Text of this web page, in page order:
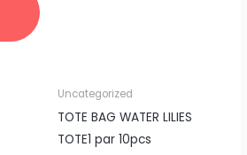
Uncategorized
TOTE BAG WATER LILIES
TOTE1 par 10pcs
quantité
de
TOTE